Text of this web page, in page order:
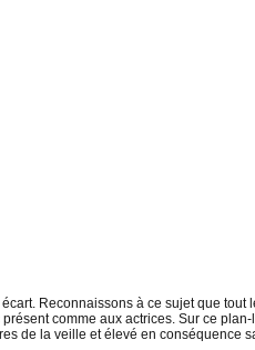
Reconnaissons à ce sujet que tout
comme aux actrices. Sur ce plan-
de la veille et élevé en conséquence